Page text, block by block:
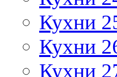
Кухни
Кухни
Кухни